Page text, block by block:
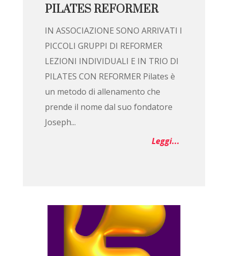
PILATES REFORMER
IN ASSOCIAZIONE SONO ARRIVATI I
PICCOLI GRUPPI DI REFORMER
LEZIONI INDIVIDUALI E IN TRIO DI
PILATES CON REFORMER Pilates è
un metodo di allenamento che
prende il nome dal suo fondatore
Joseph...
Leggi...